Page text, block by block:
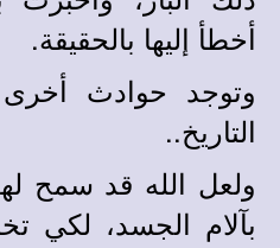
أخطأ إليها بالحقيقة.
وتوجد حوادث
التاريخ..
ولعل الله قد سمح
بآلام الجسد، لكي